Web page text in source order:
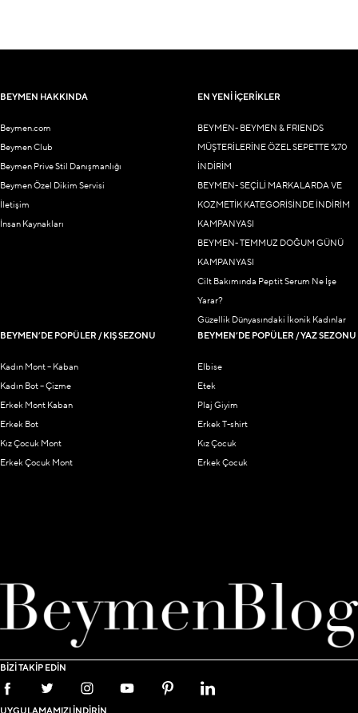
BEYMEN HAKKINDA
Beymen.com
Beymen Club
Beymen Prive Stil Danışmanlığı
Beymen Özel Dikim Servisi
İletişim
İnsan Kaynakları
EN YENİ İÇERİKLER
BEYMEN- BEYMEN & FRIENDS
MÜŞTERİLERİNE ÖZEL SEPETTE %70
İNDİRİM
BEYMEN- SEÇİLİ MARKALARDA VE
KOZMETİK KATEGORİSİNDE İNDİRİM
KAMPANYASI
BEYMEN- TEMMUZ DOĞUM GÜNÜ
KAMPANYASI
Cilt Bakımında Peptit Serum Ne İşe
Yarar?
Güzellik Dünyasındaki İkonik Kadınlar
BEYMEN’DE POPÜLER / KIŞ SEZONU
Kadın Mont – Kaban
Kadın Bot – Çizme
Erkek Mont Kaban
Erkek Bot
Kız Çocuk Mont
Erkek Çocuk Mont
BEYMEN’DE POPÜLER / YAZ SEZONU
Elbise
Etek
Plaj Giyim
Erkek T-shirt
Kız Çocuk
Erkek Çocuk
BİZİ TAKİP EDİN